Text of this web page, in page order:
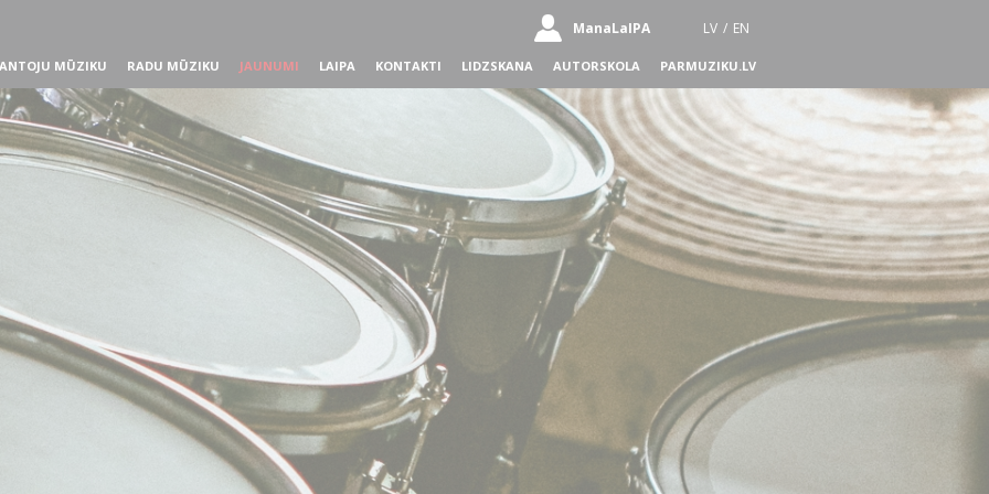
ManaLaIPA LV / EN
MŪZIKU RADU MŪZIKU JAUNUMI LAIPA KONTAKTI LIDZSKANA AUTORSKOLA PARMUZIKU.LV